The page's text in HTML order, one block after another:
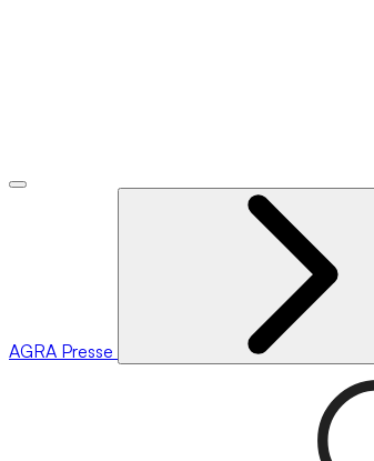
AGRA Presse